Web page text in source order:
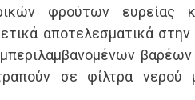
φρούτων ευρείας
αποτελεσματικά
σε φίλτρα νερού